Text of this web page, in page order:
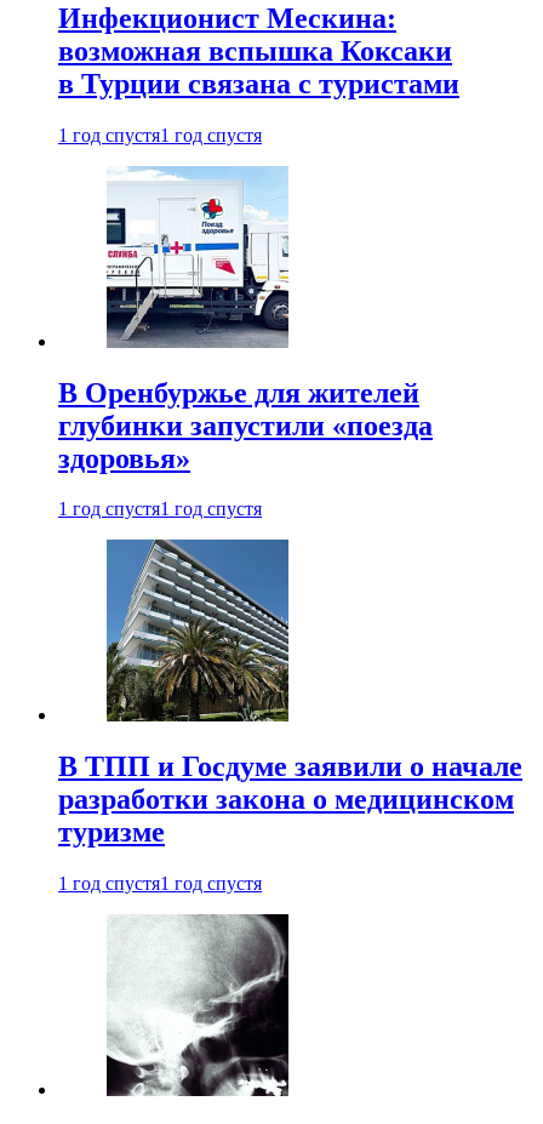
Инфекционист Мескина:
возможная вспышка Коксаки
в Турции связана с туристами
1 год спустя1 год спустя
В Оренбуржье для жителей
глубинки запустили «поезда
здоровья»
1 год спустя1 год спустя
В ТПП и Госдуме заявили о начале
разработки закона о медицинском
туризме
1 год спустя1 год спустя